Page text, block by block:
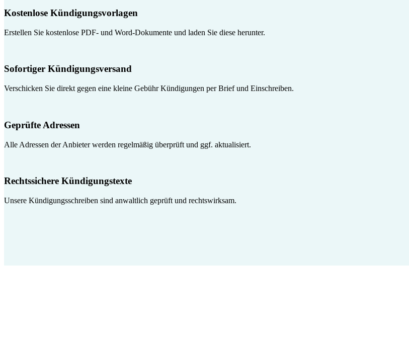
Kostenlose Kündigungsvorlagen
Erstellen Sie kostenlose PDF- und Word-Dokumente und laden Sie diese herunter.
Sofortiger Kündigungsversand
Verschicken Sie direkt gegen eine kleine Gebühr Kündigungen per Brief und Einschreiben.
Geprüfte Adressen
Alle Adressen der Anbieter werden regelmäßig überprüft und ggf. aktualisiert.
Rechtssichere Kündigungstexte
Unsere Kündigungsschreiben sind anwaltlich geprüft und rechtswirksam.